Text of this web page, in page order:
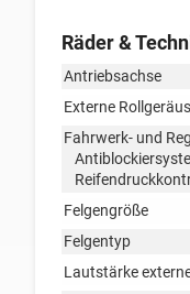
Räder &
Antriebsachse
Externe
Fahrwerk- und
Felgengröße
Felgentyp
Lautstärke